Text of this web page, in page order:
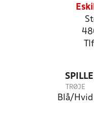
TRØJE
Blå/Hvid